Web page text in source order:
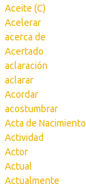
Aceite (C)
Acelerar
acerca de
Acertado
aclaración
aclarar
Acordar
acostumbrar
Acta de Nacimiento
Actividad
Actor
Actual
Actualmente